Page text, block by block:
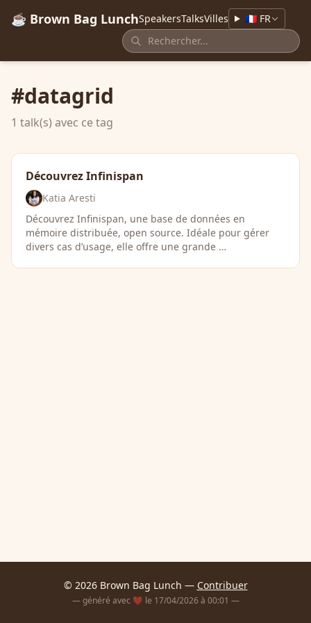
☕ Brown Bag LunchSpeakersTalksVilles 🇫🇷 FR
#datagrid
1 talk(s) avec ce tag
Découvrez Infinispan
Katia Aresti
Découvrez Infinispan, une base de données en
mémoire distribuée, open source. Idéale pour gérer
divers cas d’usage, elle offre une grande …
© 2026 Brown Bag Lunch — Contribuer
— généré avec ❤️ le 17/04/2026 à 00:01 —